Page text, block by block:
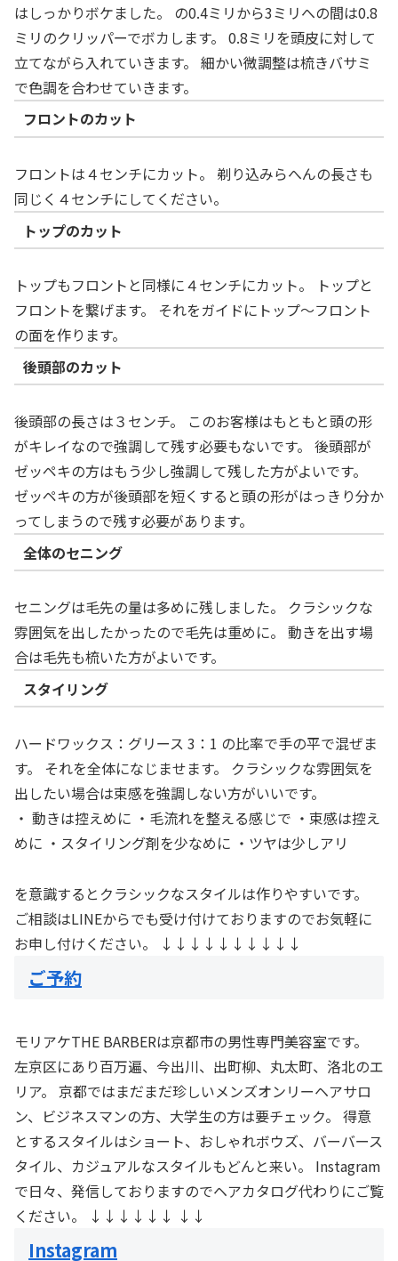
はしっかりボケました。 の0.4ミリから3ミリへの間は0.8
ミリのクリッパーでボカします。 0.8ミリを頭皮に対して
立てながら入れていきます。 細かい微調整は梳きバサミ
で色調を合わせていきます。
フロントのカット
フロントは４センチにカット。 剃り込みらへんの長さも
同じく４センチにしてください。
トップのカット
トップもフロントと同様に４センチにカット。 トップと
フロントを繋げます。 それをガイドにトップ～フロント
の面を作ります。
後頭部のカット
後頭部の長さは３センチ。 このお客様はもともと頭の形
がキレイなので強調して残す必要もないです。 後頭部が
ゼッペキの方はもう少し強調して残した方がよいです。
ゼッペキの方が後頭部を短くすると頭の形がはっきり分か
ってしまうので残す必要があります。
全体のセニング
セニングは毛先の量は多めに残しました。 クラシックな
雰囲気を出したかったので毛先は重めに。 動きを出す場
合は毛先も梳いた方がよいです。
スタイリング
ハードワックス：グリース 3：1 の比率で手の平で混ぜま
す。 それを全体になじませます。 クラシックな雰囲気を
出したい場合は束感を強調しない方がいいです。
・ 動きは控えめに ・毛流れを整える感じで ・束感は控え
めに ・スタイリング剤を少なめに ・ツヤは少しアリ
を意識するとクラシックなスタイルは作りやすいです。
ご相談はLINEからでも受け付けておりますのでお気軽に
お申し付けください。 ↓↓↓↓↓↓↓↓↓↓
ご予約
モリアケTHE BARBERは京都市の男性専門美容室です。
左京区にあり百万遍、今出川、出町柳、丸太町、洛北のエ
リア。 京都ではまだまだ珍しいメンズオンリーヘアサロ
ン、ビジネスマンの方、大学生の方は要チェック。 得意
とするスタイルはショート、おしゃれボウズ、バーバース
タイル、カジュアルなスタイルもどんと来い。 Instagram
で日々、発信しておりますのでヘアカタログ代わりにご覧
ください。 ↓↓↓↓↓↓ ↓↓
Instagram